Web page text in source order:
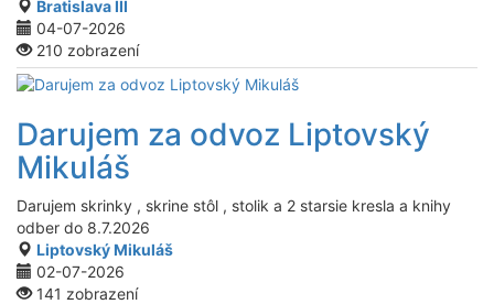
Bratislava III
04-07-2026
210 zobrazení
Darujem za odvoz Liptovský
Mikuláš
Darujem skrinky , skrine stôl , stolik a 2 starsie kresla a knihy
odber do 8.7.2026
Liptovský Mikuláš
02-07-2026
141 zobrazení